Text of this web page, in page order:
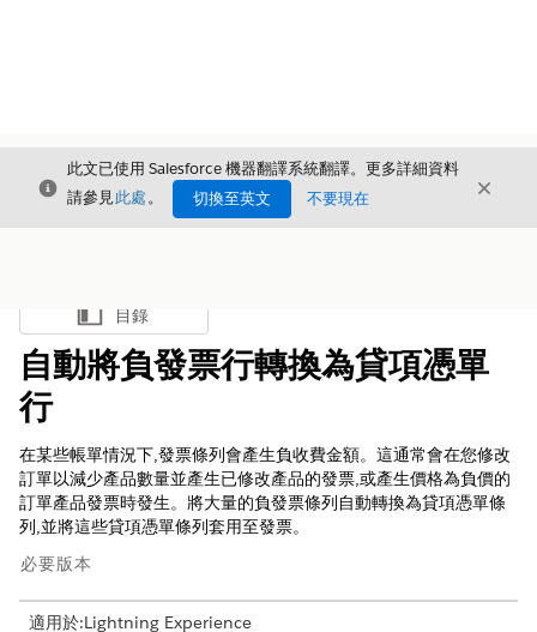
結束
此文已使用 Salesforce 機器翻譯系統翻譯。更多詳細資料
請參見此處。 切換至英文 不要現在 結束
顯示目錄
目錄
自動將負發票行轉換為貸項憑單
行
在某些帳單情況下,發票條列會產生負收費金額。這通常會在您修改
訂單以減少產品數量並產生已修改產品的發票,或產生價格為負價的
訂單產品發票時發生。將大量的負發票條列自動轉換為貸項憑單條
列,並將這些貸項憑單條列套用至發票。
必要版本
適用於:Lightning Experience